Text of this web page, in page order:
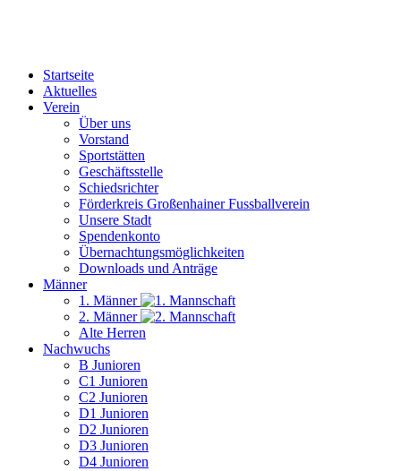
Startseite
Aktuelles
Verein
Über uns
Vorstand
Sportstätten
Geschäftsstelle
Schiedsrichter
Förderkreis Großenhainer Fussballverein
Unsere Stadt
Spendenkonto
Übernachtungsmöglichkeiten
Downloads und Anträge
Männer
1. Männer
2. Männer
Alte Herren
Nachwuchs
B Junioren
C1 Junioren
C2 Junioren
D1 Junioren
D2 Junioren
D3 Junioren
D4 Junioren